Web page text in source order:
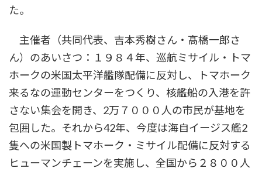
た。
主催者（共同代表、吉本秀樹さん・髙橋一郎さ
ん）のあいさつ：１９８４年、巡航ミサイル・トマ
ホークの米国太平洋艦隊配備に反対し、トマホーク
来るなの運動センターをつくり、核艦船の入港を許
さない集会を開き、2万７０００人の市民が基地を
包囲した。それから42年、今度は海自イージス艦2
隻への米国製トマホーク・ミサイル配備に反対する
ヒューマンチェーンを実施し、全国から２８００人